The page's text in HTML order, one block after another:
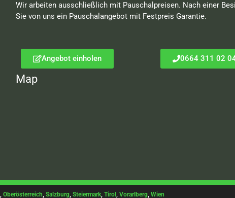
Wir arbeiten ausschließlich mit Pauschalpreisen. Nach einer
Sie von uns ein Pauschalangebot mit Festpreis Garantie.
Angebot einholen 0664 311 02
Map
Oberösterreich Salzburg, Steiermark, Tirol, Vorarlberg, Wien